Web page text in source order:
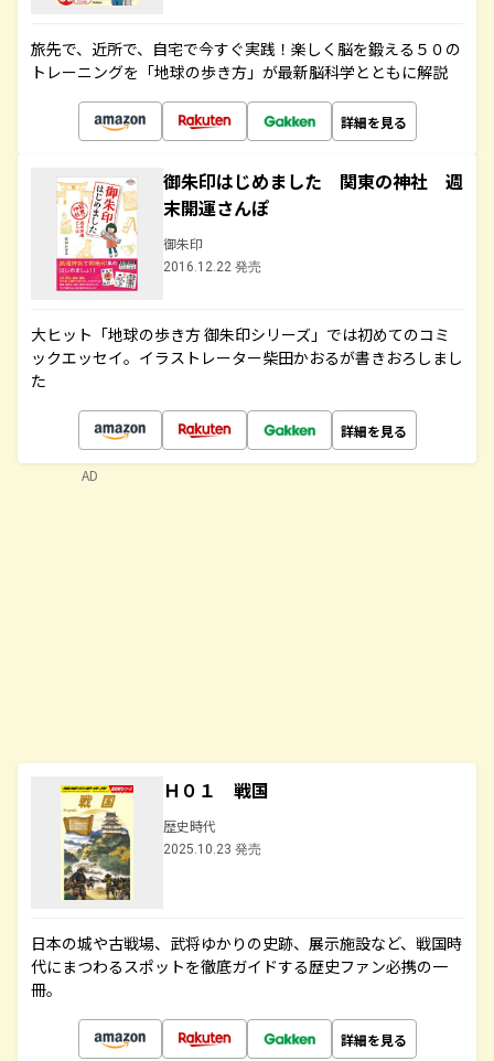
旅先で、近所で、自宅で今すぐ実践！楽しく脳を鍛える５０の
トレーニングを「地球の歩き方」が最新脳科学とともに解説
詳細を見る
御朱印はじめました 関東の神社 週
末開運さんぽ
御朱印
2016.12.22 発売
大ヒット「地球の歩き方 御朱印シリーズ」では初めてのコミ
ックエッセイ。イラストレーター柴田かおるが書きおろしまし
た
詳細を見る
Ｈ０１ 戦国
歴史時代
2025.10.23 発売
日本の城や古戦場、武将ゆかりの史跡、展示施設など、戦国時
代にまつわるスポットを徹底ガイドする歴史ファン必携の一
冊。
詳細を見る
AD